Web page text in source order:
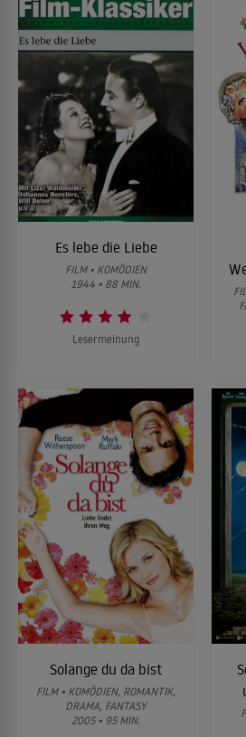
Es lebe die Liebe
FILM • KOMÖDIEN
1944 • 88 MIN.
Lesermeinung
Solange du da bist
FILM • KOMÖDIEN, ROMANTIK,
DRAMA, FANTASY
2005 • 95 MIN.